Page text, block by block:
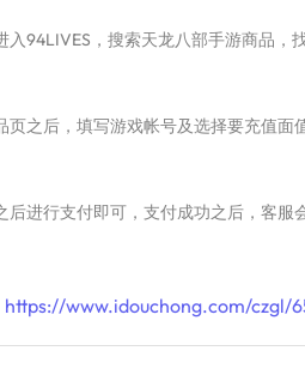
，搜索天龙八部手游商品，
之后，填写游戏帐号及选择要充值面
进行支付即可，支付成功之后，客服会
https://www.idouchong.com/czgl/